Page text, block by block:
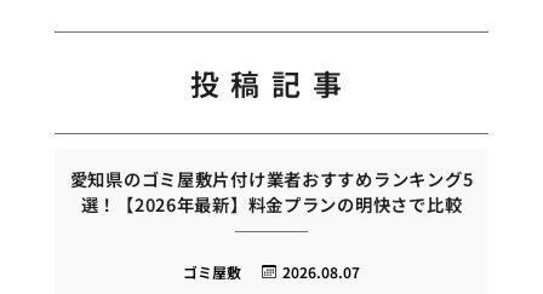
投稿記事
愛知県のゴミ屋敷片付け業者おすすめランキング5
選！【2026年最新】料金プランの明快さで比較
2026.08.07
ゴミ屋敷